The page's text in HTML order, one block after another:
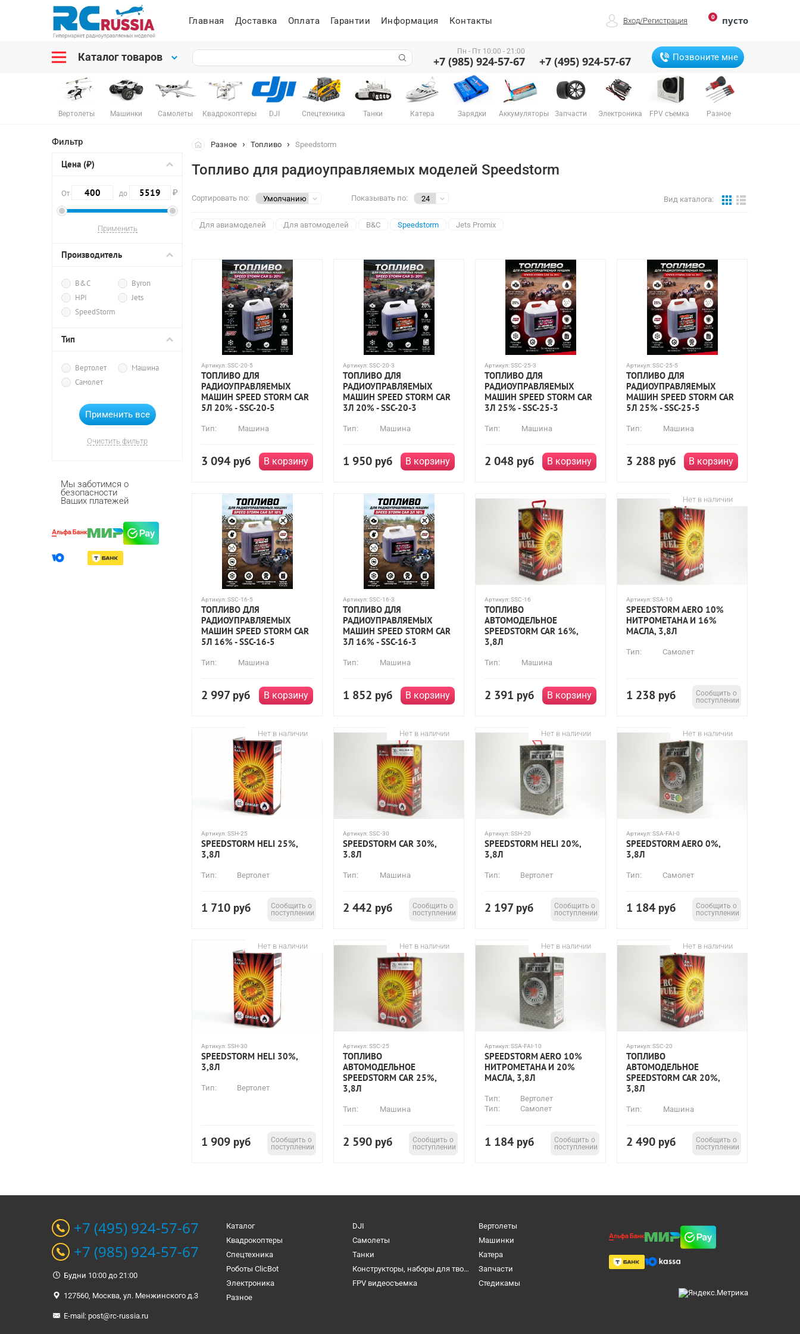
0 пусто
Вход/Регистрация
Главная Доставка Оплата Гарантии Информация Контакты
Каталог товаров Пн - Пт 10:00 - 21:00
+7 (985) 924-57-67 +7 (495) 924-57-67 Позвоните мне
Вертолеты Машинки Самолеты Квадрокоптеры DJI Спецтехника Танки Катера Зарядки Аккумуляторы Запчасти Электроника FPV съемка Разное
Фильтр
Цена (₽)
От до ₽
Производитель
B&C
Byron
HPI
Jets
SpeedStorm
Тип
Вертолет
Машина
Самолет
Очистить фильтр
Мы заботимся о
безопасности
Ваших платежей
Разное Топливо Speedstorm
Топливо для радиоуправляемых моделей Speedstorm
Вид каталога:
Сортировать по: Показывать по:
Для авиамоделей Для автомоделей B&C Speedstorm Jets Promix
Артикул:SSC-20-5
ТОПЛИВО ДЛЯ
РАДИОУПРАВЛЯЕМЫХ
МАШИН SPEED STORM CAR
5Л 20% - SSC-20-5
Тип: Машина
3 094 руб В корзину
Артикул:SSC-20-3
ТОПЛИВО ДЛЯ
РАДИОУПРАВЛЯЕМЫХ
МАШИН SPEED STORM CAR
3Л 20% - SSC-20-3
Тип: Машина
1 950 руб В корзину
Артикул:SSC-25-3
ТОПЛИВО ДЛЯ
РАДИОУПРАВЛЯЕМЫХ
МАШИН SPEED STORM CAR
3Л 25% - SSC-25-3
Тип: Машина
2 048 руб В корзину
Артикул:SSC-25-5
ТОПЛИВО ДЛЯ
РАДИОУПРАВЛЯЕМЫХ
МАШИН SPEED STORM CAR
5Л 25% - SSC-25-5
Тип: Машина
3 288 руб В корзину
Артикул:SSC-16-5
ТОПЛИВО ДЛЯ
РАДИОУПРАВЛЯЕМЫХ
МАШИН SPEED STORM CAR
5Л 16% - SSC-16-5
Тип: Машина
2 997 руб В корзину
Артикул:SSC-16-3
ТОПЛИВО ДЛЯ
РАДИОУПРАВЛЯЕМЫХ
МАШИН SPEED STORM CAR
3Л 16% - SSC-16-3
Тип: Машина
1 852 руб В корзину
Артикул:SSC-16
ТОПЛИВО
АВТОМОДЕЛЬНОЕ
SPEEDSTORM CAR 16%,
3,8Л
Тип: Машина
2 391 руб В корзину
Нет в наличии
Артикул:SSA-10
SPEEDSTORM AERO 10%
НИТРОМЕТАНА И 16%
МАСЛА, 3,8Л
Тип: Самолет
1 238 руб
Сообщить о
поступлении
Нет в наличии
Артикул:SSH-25
SPEEDSTORM HELI 25%,
3,8Л
Тип: Вертолет
1 710 руб
Сообщить о
поступлении
Нет в наличии
Артикул:SSC-30
SPEEDSTORM CAR 30%,
3.8Л
Тип: Машина
2 442 руб
Сообщить о
поступлении
Нет в наличии
Артикул:SSH-20
SPEEDSTORM HELI 20%,
3,8Л
Тип: Вертолет
2 197 руб
Сообщить о
поступлении
Нет в наличии
Артикул:SSA-FAI-0
SPEEDSTORM AERO 0%,
3,8Л
Тип: Самолет
1 184 руб
Сообщить о
поступлении
Нет в наличии
Артикул:SSH-30
SPEEDSTORM HELI 30%,
3,8Л
Тип: Вертолет
1 909 руб
Сообщить о
поступлении
Нет в наличии
Артикул:SSC-25
ТОПЛИВО
АВТОМОДЕЛЬНОЕ
SPEEDSTORM CAR 25%,
3,8Л
Тип: Машина
2 590 руб
Сообщить о
поступлении
Нет в наличии
Артикул:SSA-FAI-10
SPEEDSTORM AERO 10%
НИТРОМЕТАНА И 20%
МАСЛА, 3,8Л
Тип:
Вертолет
Тип:
Самолет
1 184 руб
Сообщить о
поступлении
Нет в наличии
Артикул:SSC-20
ТОПЛИВО
АВТОМОДЕЛЬНОЕ
SPEEDSTORM CAR 20%,
3,8Л
Тип: Машина
2 490 руб
Сообщить о
поступлении
+7 (495) 924-57-67
+7 (985) 924-57-67
Будни 10:00 до 21:00
127560, Москва, ул. Менжинского д.3
E-mail: post@rc-russia.ru
Каталог DJI
Вертолеты
Квадрокоптеры
Самолеты
Машинки
Спецтехника
Танки
Катера
Роботы ClicBot
Конструкторы, наборы для творчества и настольные игры
Запчасти
Электроника
FPV видеосъемка
Cтедикамы
Разное